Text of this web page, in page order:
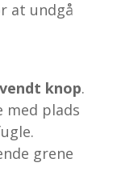
at undgå
knop.
med plads
grene